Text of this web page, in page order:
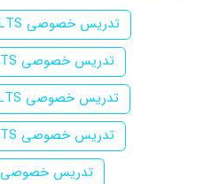
تدریس خصوصی IELTS بلوار مطهری کرج
تدریس خصوصی IELTS بلوار موذن کرج
تدریس خصوصی IELTS میدان شهدا کرج
تدریس خصوصی IELTS گوهردشت کرج
تدریس خصوصی IELTS فردیس